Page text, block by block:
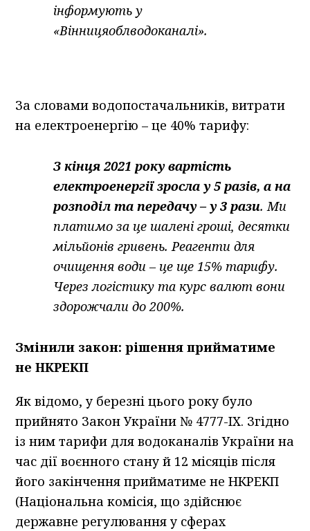
інформують у
«Вінницяоблводоканалі».
За словами водопостачальників, витрати
на електроенергію – це 40% тарифу:
З кінця 2021 року вартість
електроенергії зросла у 5 разів, а на
розподіл та передачу – у 3 рази. Ми
платимо за це шалені гроші, десятки
мільйонів гривень. Реагенти для
очищення води – це ще 15% тарифу.
Через логістику та курс валют вони
здорожчали до 200%.
Змінили закон: рішення прийматиме
не НКРЕКП
Як відомо, у березні цього року було
прийнято Закон України № 4777-IX. Згідно
із ним тарифи для водоканалів України на
час дії воєнного стану й 12 місяців після
його закінчення прийматиме не НКРЕКП
(Національна комісія, що здійснює
державне регулювання у сферах